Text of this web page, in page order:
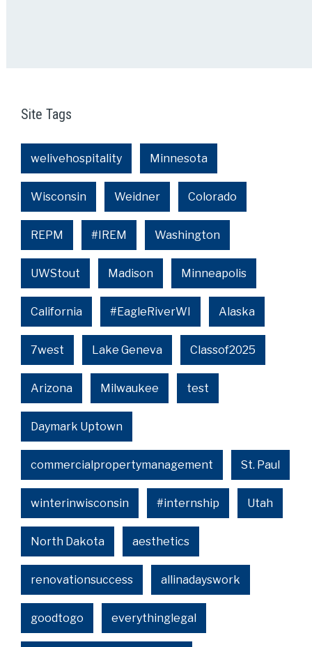
Site Tags
welivehospitality Minnesota
Wisconsin Weidner Colorado
REPM #IREM Washington
UWStout Madison Minneapolis
California #EagleRiverWI Alaska
7west Lake Geneva Classof2025
Arizona Milwaukee test
Daymark Uptown
commercialpropertymanagement St. Paul
winterinwisconsin #internship Utah
North Dakota aesthetics
renovationsuccess allinadayswork
goodtogo everythinglegal